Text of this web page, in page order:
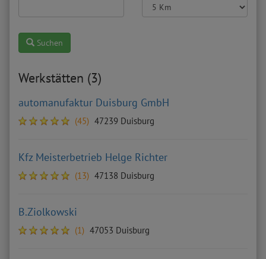
Suchen
Werkstätten (3)
automanufaktur Duisburg GmbH
(45) 47239 Duisburg
Kfz Meisterbetrieb Helge Richter
(13) 47138 Duisburg
B.Ziolkowski
(1) 47053 Duisburg